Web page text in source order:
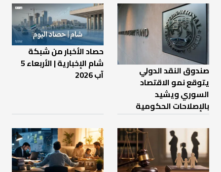
صندوق النقد الدولي
يتوقع نمو الاقتصاد
السوري ويشيد
بالإصلاحات الحكومية
حصاد الأخبار من شبكة
شام الإخبارية | الأربعاء 5
آب 2026